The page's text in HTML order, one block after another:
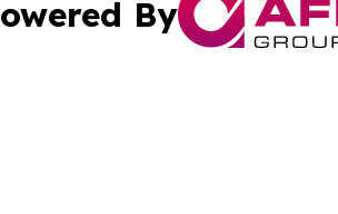
By